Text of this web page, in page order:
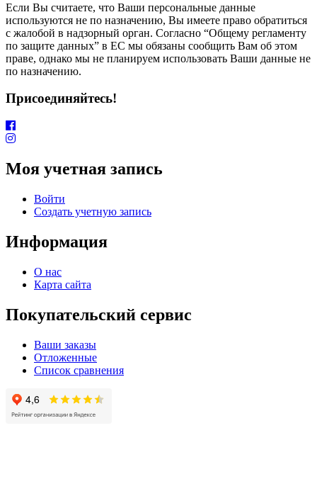
Если Вы считаете, что Ваши персональные данные
используются не по назначению, Вы имеете право обратиться
с жалобой в надзорный орган. Согласно “Общему регламенту
по защите данных” в ЕС мы обязаны сообщить Вам об этом
праве, однако мы не планируем использовать Ваши данные не
по назначению.
Присоединяйтесь!
Моя учетная запись
Войти
Создать учетную запись
Информация
О нас
Карта сайта
Покупательский сервис
Ваши заказы
Отложенные
Список сравнения